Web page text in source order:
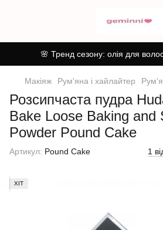
🌸 Тренд сезону: олія для
Макіяж Рум'яна і хайлайтер
Розсипчаста пудра
Bake Loose Baking and
Powder Pound Cake
Артикул: Pound Cake 1
ХІТ